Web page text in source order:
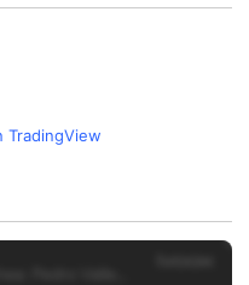
TradingView